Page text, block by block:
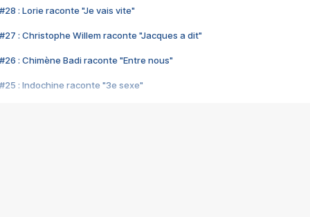
#28 : Lorie raconte "Je vais vite"
#27 : Christophe Willem raconte "Jacques a dit"
#26 : Chimène Badi raconte "Entre nous"
#25 : Indochine raconte "3e sexe"